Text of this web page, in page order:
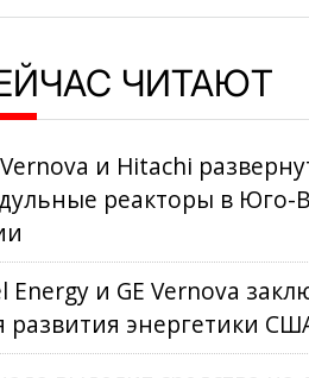
ЧИТАЮТ
Vernova и Hitachi
реакторы в Юго-
Energy и GE Vernova
развития энергетики